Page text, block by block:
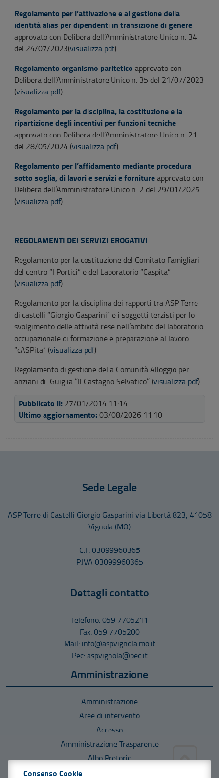
Regolamento per l’attivazione e al gestione della
identità alias per dipendenti in transizione di genere
approvato con Delibera dell’Amministratore Unico n. 34
del 24/07/2023(visualizza pdf)
Regolamento organismo paritetico approvato con
Delibera dell’Amministratore Unico n. 35 del 21/07/2023
(visualizza pdf)
Regolamento per la disciplina, la costituzione e la
ripartizione degli incentivi per funzioni tecniche
approvato con Delibera dell’Amministratore Unico n. 21
del 28/05/2024 (visualizza pdf)
Regolamento per l’affidamento mediante procedura
sotto soglia, di lavori e servizi e fornitureapprovato con
Delibera dell’Amministratore Unico n. 2 del 29/01/2025
(visualizza pdf)
REGOLAMENTI DEI SERVIZI EROGATIVI
Regolamento per la costituzione del Comitato Famigliari
del centro “I Portici” e del Laboratorio “Caspita”
(visualizza pdf)
Regolamento per la disciplina dei rapporti tra ASP Terre
di castelli “Giorgio Gasparini” e i soggetti terzisti per lo
svolgimento delle attività rese nell’ambito del laboratorio
occupazionale di formazione e preparazione al lavoro
“cASPita” (visualizza pdf)
Regolamento di gestione della Comunità Alloggio per
anziani di Guiglia “Il Castagno Selvatico” (visualizza pdf)
Pubblicato il: 27/01/2014 11:14
Ultimo aggiornamento:03/08/2026 11:10
Sede Legale
ASP Terre di Castelli Giorgio Gasparini via Libertà 823, 41058
Vignola (MO)
C.F. 03099960365
P.IVA 03099960365
Dettagli contatto
Telefono: 059 7705211
Fax: 059 7705200
Mail: info@aspvignola.mo.it
Pec: aspvignola@pec.it
Amministrazione
Amministrazione
Aree di intervento
Accesso
Amministrazione Trasparente
Albo Pretorio
Consenso Cookie